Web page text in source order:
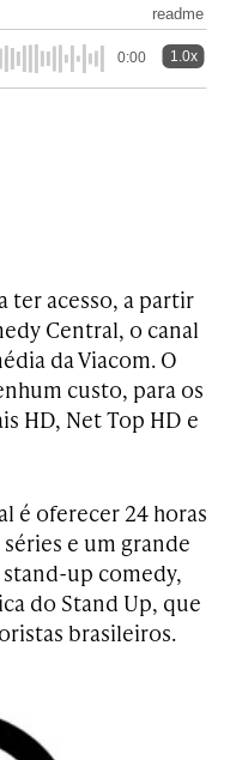
readme
0:00 1.0x
ter acesso, a partir
Central, o canal
da Viacom. O
custo, para os
HD, Net Top HD e
é oferecer 24 horas
e um grande
up comedy,
do Stand Up, que
brasileiros.